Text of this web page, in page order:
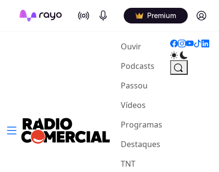
On Air Podcasts Premium Log in
Ouvir(current)
Podcasts
Passou
Vídeos
Programas
Destaques
TNT